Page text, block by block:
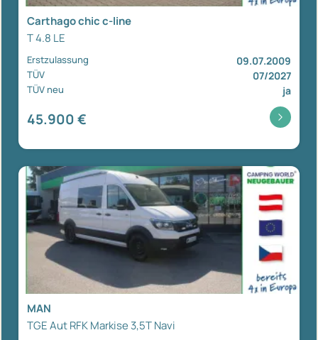
Carthago chic c-line
T 4.8 LE
Erstzulassung 09.07.2009
TÜV 07/2027
TÜV neu ja
45.900 €
MAN
TGE Aut RFK Markise 3,5T Navi